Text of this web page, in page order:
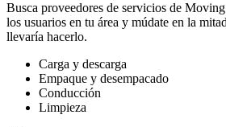
Busca proveedores de servicios de
los usuarios en tu área y múdate en la
llevaría hacerlo.
Carga y descarga
Empaque y desempacado
Conducción
Limpieza